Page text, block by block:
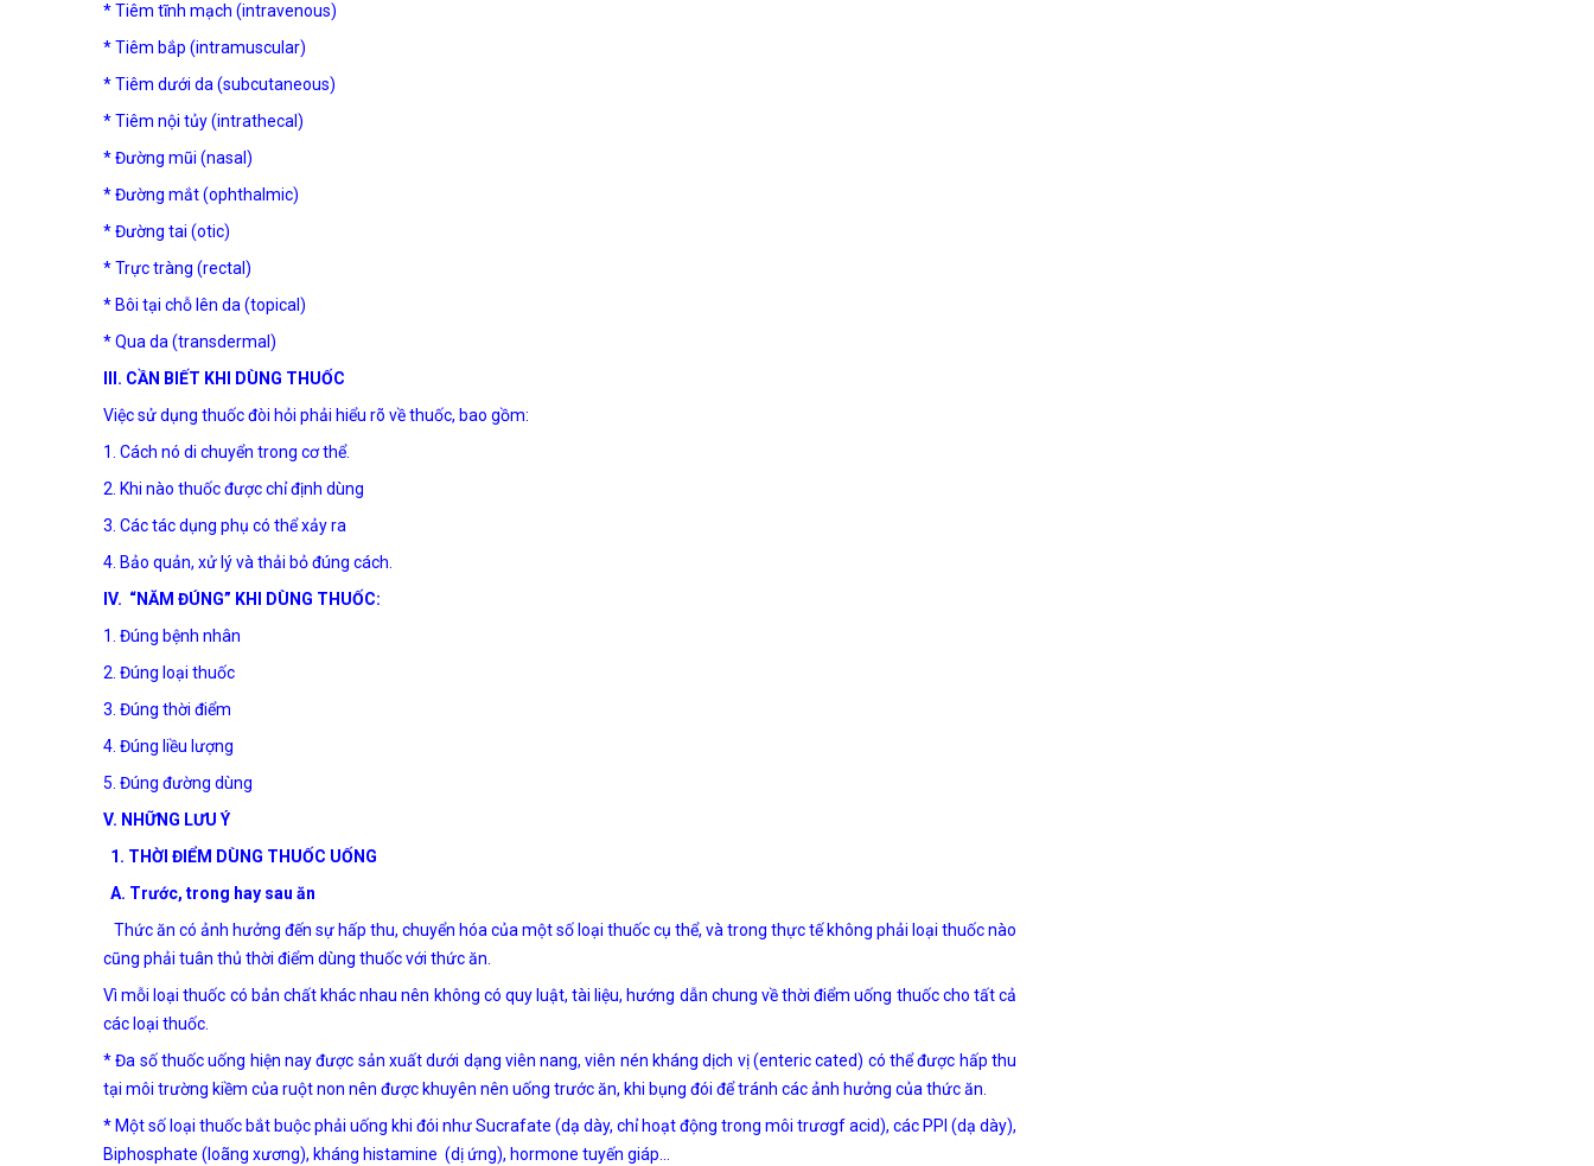
* Tiêm tĩnh mạch (intravenous)
* Tiêm bắp (intramuscular)
* Tiêm dưới da (subcutaneous)
* Tiêm nội tủy (intrathecal)
* Đường mũi (nasal)
* Đường mắt (ophthalmic)
* Đường tai (otic)
* Trực tràng (rectal)
* Bôi tại chỗ lên da (topical)
* Qua da (transdermal)
III. CẦN BIẾT KHI DÙNG THUỐC
Việc sử dụng thuốc đòi hỏi phải hiểu rõ về thuốc, bao gồm:
1. Cách nó di chuyển trong cơ thể.
2. Khi nào thuốc được chỉ định dùng
3. Các tác dụng phụ có thể xảy ra
4. Bảo quản, xử lý và thải bỏ đúng cách.
IV. “NĂM ĐÚNG” KHI DÙNG THUỐC:
1. Đúng bệnh nhân
2. Đúng loại thuốc
3. Đúng thời điểm
4. Đúng liều lượng
5. Đúng đường dùng
V. NHỮNG LƯU Ý
1. THỜI ĐIỂM DÙNG THUỐC UỐNG
A. Trước, trong hay sau ăn
Thức ăn có ảnh hưởng đến sự hấp thu, chuyển hóa của một số loại thuốc cụ thể, và trong thực tế không phải loại thuốc nào
cũng phải tuân thủ thời điểm dùng thuốc với thức ăn.
Vì mỗi loại thuốc có bản chất khác nhau nên không có quy luật, tài liệu, hướng dẫn chung về thời điểm uống thuốc cho tất cả
các loại thuốc.
* Đa số thuốc uống hiện nay được sản xuất dưới dạng viên nang, viên nén kháng dịch vị (enteric cated) có thể được hấp thu
tại môi trường kiềm của ruột non nên được khuyên nên uống trước ăn, khi bụng đói để tránh các ảnh hưởng của thức ăn.
* Một số loại thuốc bắt buộc phải uống khi đói như Sucrafate (dạ dày, chỉ hoạt động trong môi trươgf acid), các PPI (dạ dày),
Biphosphate (loãng xương), kháng histamine (dị ứng), hormone tuyến giáp…